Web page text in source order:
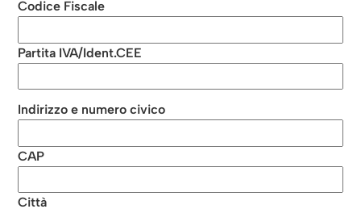
Codice Fiscale
Partita IVA/Ident.CEE
Indirizzo e numero civico
CAP
Città